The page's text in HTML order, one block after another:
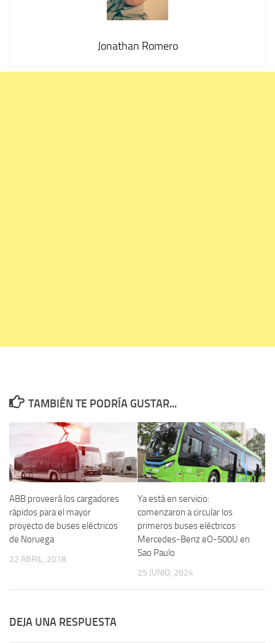
Jonathan Romero
TAMBIÉN TE PODRÍA GUSTAR...
ABB proveerá los cargadores
rápidos para el mayor
proyecto de buses eléctricos
de Noruega
22 ABRIL, 2018
Ya está en servicio:
comenzaron a circular los
primeros buses eléctricos
Mercedes-Benz eO-500U en
Sao Paulo
25 JUNIO, 2024
DEJA UNA RESPUESTA